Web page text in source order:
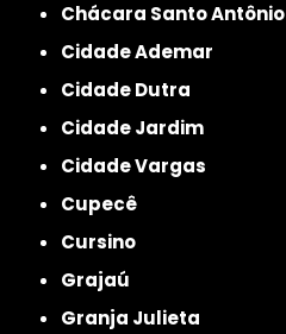
Chácara Santo Antônio
Cidade Ademar
Cidade Dutra
Cidade Jardim
Cidade Vargas
Cupecê
Cursino
Grajaú
Granja Julieta